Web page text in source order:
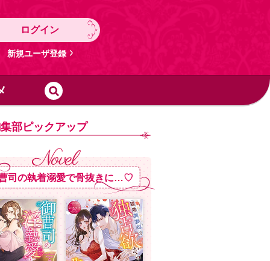
ログイン
新規ユーザ登録
部ピックアップ
司の執着溺愛で骨抜きに…♡